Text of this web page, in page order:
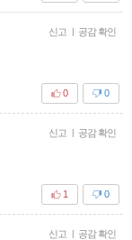
신고 | 공감 확인
0
0
신고 | 공감 확인
0
1
신고 | 공감 확인